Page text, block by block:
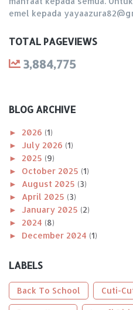
emel kepada
TOTAL PAGEVIEWS
3,884,775
BLOG ARCHIVE
► 2026 (1)
► July 2026 (1)
► 2025 (9)
► October 2025 (1)
► August 2025 (3)
► April 2025 (3)
► January 2025 (2)
► 2024 (8)
► December 2024 (1)
► October 2024
► April 2024 (1)
►January 2024(2)
LABELS
Back To School Cuti-